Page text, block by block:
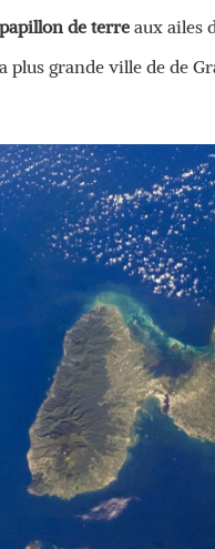
papillon de terre aux ailes
plus grande ville de de